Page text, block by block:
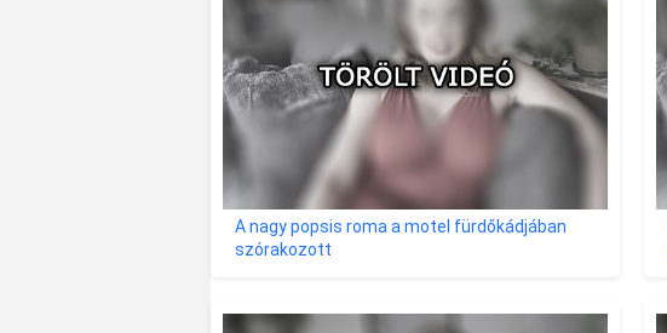
A nagy popsis roma a motel fürdőkádjában
szórakozott